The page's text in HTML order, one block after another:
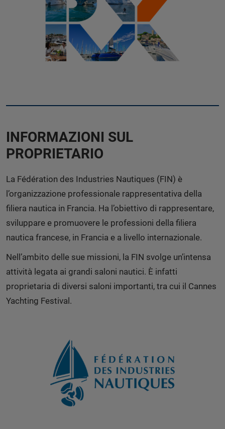
INFORMAZIONI SUL
PROPRIETARIO
La Fédération des Industries Nautiques (FIN) è
l’organizzazione professionale rappresentativa della
filiera nautica in Francia. Ha l’obiettivo di rappresentare,
sviluppare e promuovere le professioni della filiera
nautica francese, in Francia e a livello internazionale.
Nell’ambito delle sue missioni, la FIN svolge un’intensa
attività legata ai grandi saloni nautici. È infatti
proprietaria di diversi saloni importanti, tra cui il Cannes
Yachting Festival.